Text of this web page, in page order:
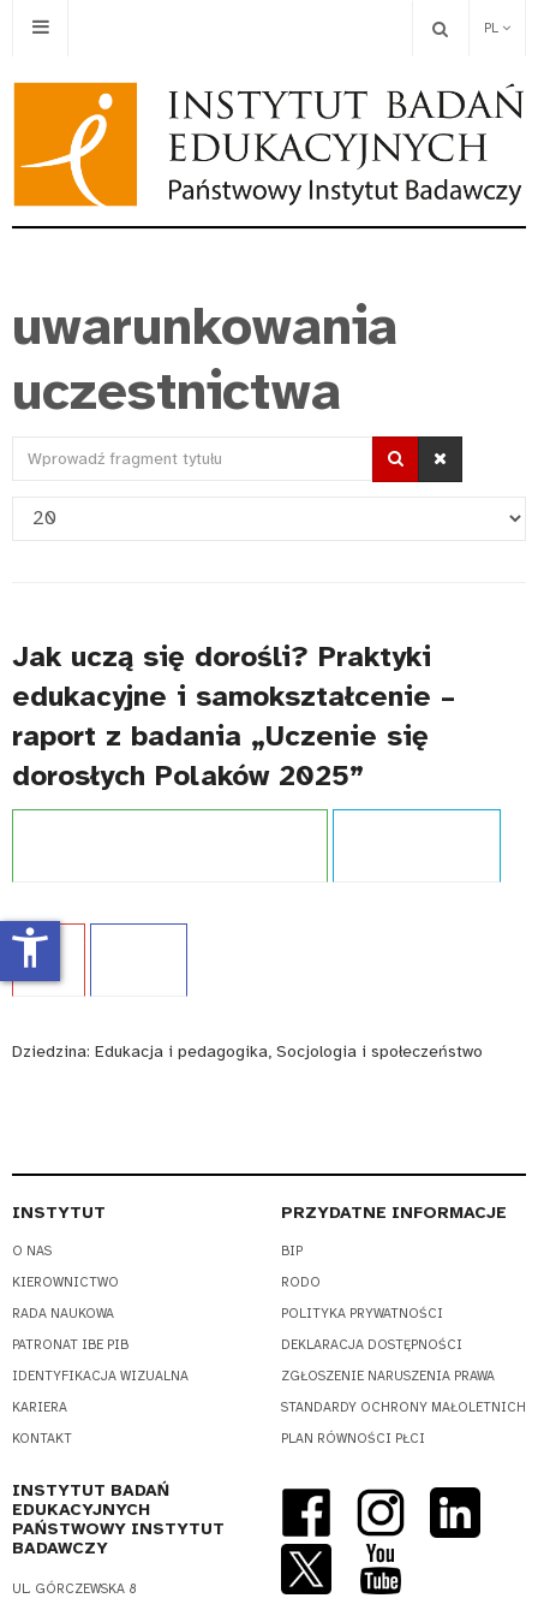
PL
uwarunkowania
uczestnictwa
Wprowadź
tytułu
Pokaż
Jak uczą się dorośli? Praktyki
edukacyjne i samokształcenie –
raport z badania „Uczenie się
dorosłych Polaków 2025”
Język:
Dziedzina: Edukacja i pedagogika, Socjologia i społeczeństwo
INSTYTUT
O NAS
KIEROWNICTWO
RADA NAUKOWA
PATRONAT IBE PIB
IDENTYFIKACJA WIZUALNA
KARIERA
KONTAKT
PRZYDATNE INFORMACJE
BIP
RODO
POLITYKA PRYWATNOŚCI
DEKLARACJA DOSTĘPNOŚCI
ZGŁOSZENIE NARUSZENIA PRAWA
STANDARDY OCHRONY MAŁOLETNICH
PLAN RÓWNOŚCI PŁCI
INSTYTUT BADAŃ
EDUKACYJNYCH
PAŃSTWOWY INSTYTUT
BADAWCZY
UL. GÓRCZEWSKA 8
accessibility_new